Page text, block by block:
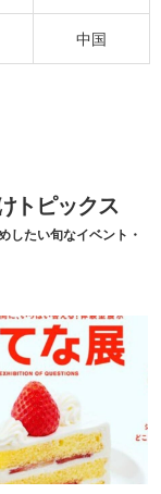
中国
トピックス
したい旬なイベント・